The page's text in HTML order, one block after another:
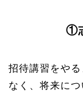
①
招待講習をや
なく、将来に